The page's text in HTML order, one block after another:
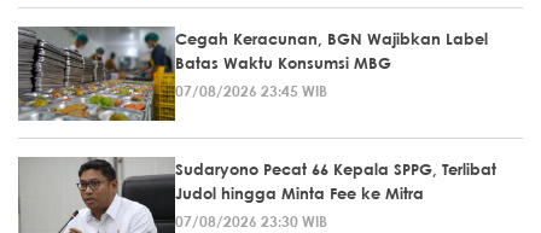
Cegah Keracunan, BGN Wajibkan Label
Batas Waktu Konsumsi MBG
07/08/2026 23:45 WIB
Sudaryono Pecat 66 Kepala SPPG, Terlibat
Judol hingga Minta Fee ke Mitra
07/08/2026 23:30 WIB